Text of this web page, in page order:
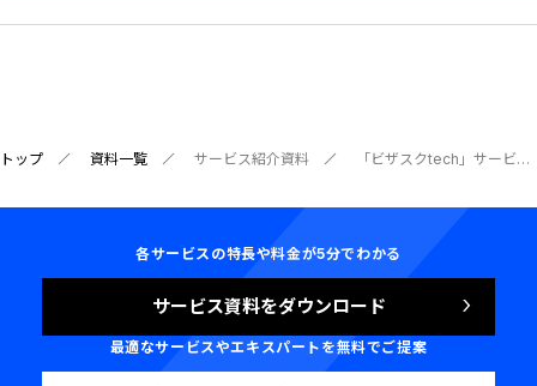
トップ 資料一覧 サービス紹介資料 「ビザスクtech」サービス紹介資料
各サービスの特長や料金が5分でわかる
サービス資料をダウンロード
最適なサービスやエキスパートを無料でご提案